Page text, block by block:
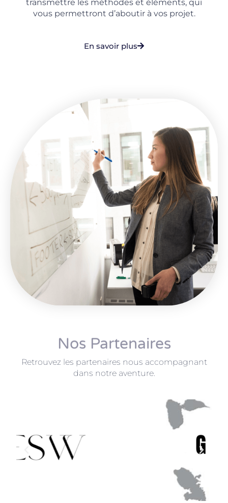
transmettre les méthodes et éléments, qui
vous permettront d’aboutir à vos projet.
En savoir plus
Nos Partenaires
Retrouvez les partenaires nous accompagnant
dans notre aventure.